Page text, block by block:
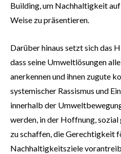
Building, um Nachhaltigkeit
Weise zu präsentieren.
Darüber hinaus setzt sich das
dass seine Umweltlösungen
anerkennen und ihnen zugute
systemischer Rassismus und
innerhalb der
werden, in der Hoffnung,
zu schaffen, die Gerechtigkeit
Nachhaltigkeitsziele